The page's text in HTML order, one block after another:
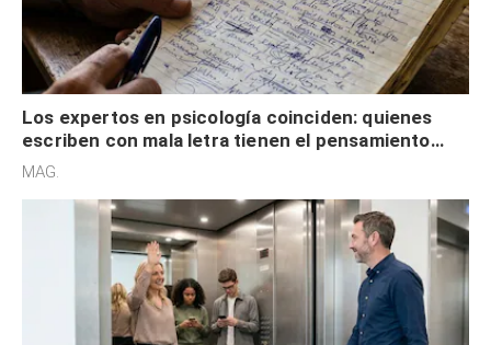
Los expertos en psicología coinciden: quienes
escriben con mala letra tienen el pensamiento
acelerado y no lo hacen por desinterés
MAG.